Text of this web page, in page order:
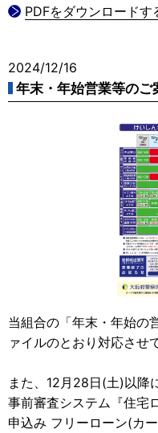
PDFをダウンロードす
2024/12/16
年末・年始営業等のご
当組合の「年末・年始の
ァイルのとおり対応させ
また、12月28日(土)以降
事前審査システム『住宅
申込み フリーローン(カ